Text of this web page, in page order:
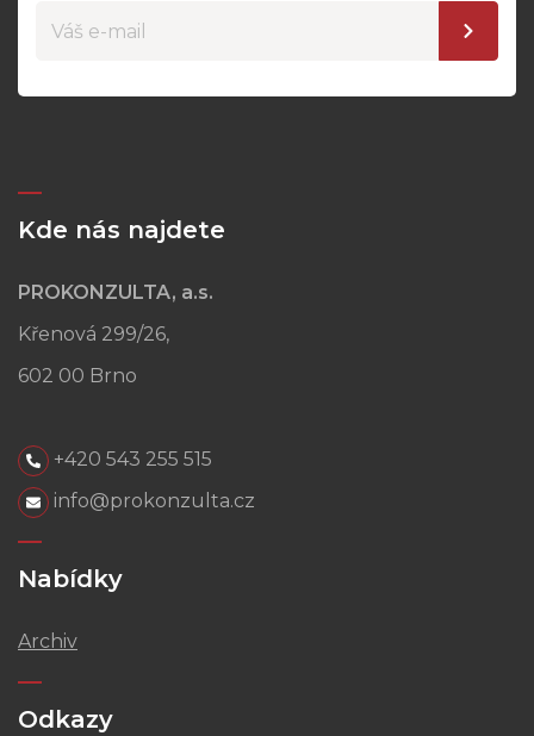
Kde nás najdete
PROKONZULTA, a.s.
Křenová 299/26,
602 00 Brno
+420 543 255 515
info@prokonzulta.cz
Nabídky
Archiv
Odkazy